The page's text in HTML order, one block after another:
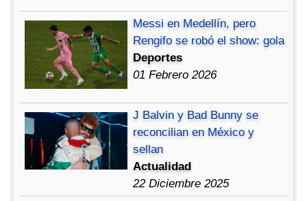
Messi en Medellín, pero
Rengifo se robó el show: gola
Deportes
01 Febrero 2026
J Balvin y Bad Bunny se
reconcilian en México y
sellan
Actualidad
22 Diciembre 2025